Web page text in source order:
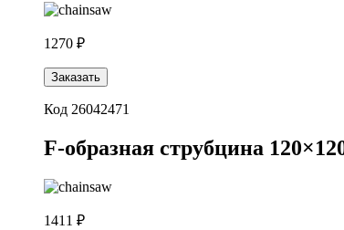
1270 ₽
Заказать
Код 26042471
F-образная струбцина
1411 ₽